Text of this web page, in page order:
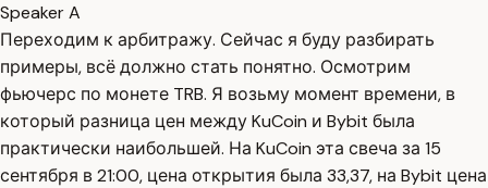
Speaker A
Переходим к арбитражу. Сейчас я буду разбирать
примеры, всё должно стать понятно. Осмотрим
фьючерс по монете TRB. Я возьму момент времени, в
который разница цен между KuCoin и Bybit была
практически наибольшей. На KuCoin эта свеча за 15
сентября в 21:00, цена открытия была 33,37, на Bybit цена